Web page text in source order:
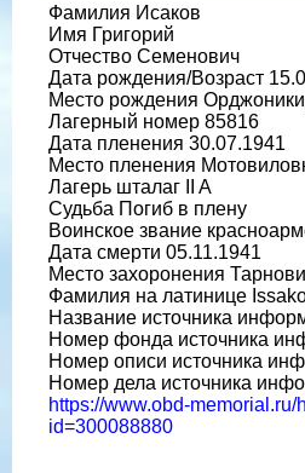
Фамилия Исаков
Имя Григорий
Отчество Семенович
Дата рождения/Возраст
Место рождения
Лагерный номер 85816
Дата пленения 30.07.1941
Место пленения
Лагерь шталаг II A
Судьба Погиб в плену
Воинское звание
Дата смерти 05.11.1941
Место захоронения
Фамилия на латинице
Название источника
Номер фонда источника
Номер описи источника
Номер дела источника
https://www.obd-memorial.ru/
id=300088880